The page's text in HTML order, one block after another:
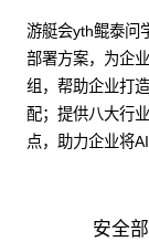
游艇会yth鲲泰问
部署方案，为企
组，帮助企业打
配；提供八大行
点，助力企业将
安全